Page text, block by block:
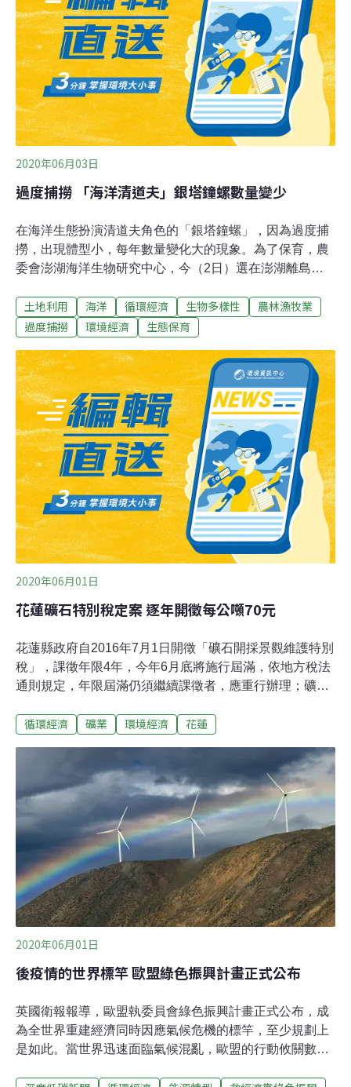
悄悄萌發新芽。為了進一步抑制果園內的外來種生機，環
資專案執行詹鈞貿在上工前帶領大家先認識這兩種植物。
志工工作內容為果樹周邊及農路的外來種移除，以連根拔
起的方式進行清除，讓其他不擅長攀附、低矮生長的草
2020年06月03日
過度捕撈 「海洋清道夫」銀塔鐘螺數量變少
在海洋生態扮演清道夫角色的「銀塔鐘螺」，因為過度捕
撈，出現體型小，每年數量變化大的現象。為了保育，農
委會澎湖海洋生物研究中心，今（2日）選在澎湖離島的
生態警訊時就要盡快補救。銀塔鐘螺特化的齒舌，會啃食
附著性藻類，控制其生長。若螺的數量銳減，甚至消失，
塔鐘螺最大可長到10公分，但現在只剩6、7公分，產卵量
也大減，因此才決定進行此次放流。這次特別選在澎湖的
離島，當地有居民參與巡守的社區，希望種苗能得到更妥
善的照顧。
土地利用 海洋 循環經濟 生物多樣性
農林漁牧業
過度捕撈
環境經濟 生態保育
2020年06月01日
花蓮礦石特別稅定案 逐年開徵每公噸70元
花蓮縣政府自2016年7月1日開徵「礦石開採景觀維護特別
稅」，課徵年限4年，今年6月底將施行屆滿，依地方稅法
通則規定，年限屆滿仍須繼續課徵者，應重行辦理；礦石
會29日三讀修正通過自治條例，此條例攸關花蓮縣政府最
4年調為1年，議會每年審查。
循環經濟 礦業 環境經濟 花蓮
2020年06月01日
後疫情的世界標竿 歐盟綠色振興計畫正式公布
英國衛報報導，歐盟執委員會綠色振興計畫正式公布，成
為全世界重建經濟同時因應氣候危機的標竿，至少規劃上
是如此。當世界迅速面臨氣候混亂，歐盟的行動攸關數兆